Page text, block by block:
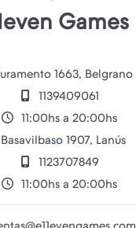
Games
1663, Belgrano
1139409061
11:00hs a 20:00hs
Basavilbaso 1907, Lanús
1123707849
11:00hs a 20:00hs